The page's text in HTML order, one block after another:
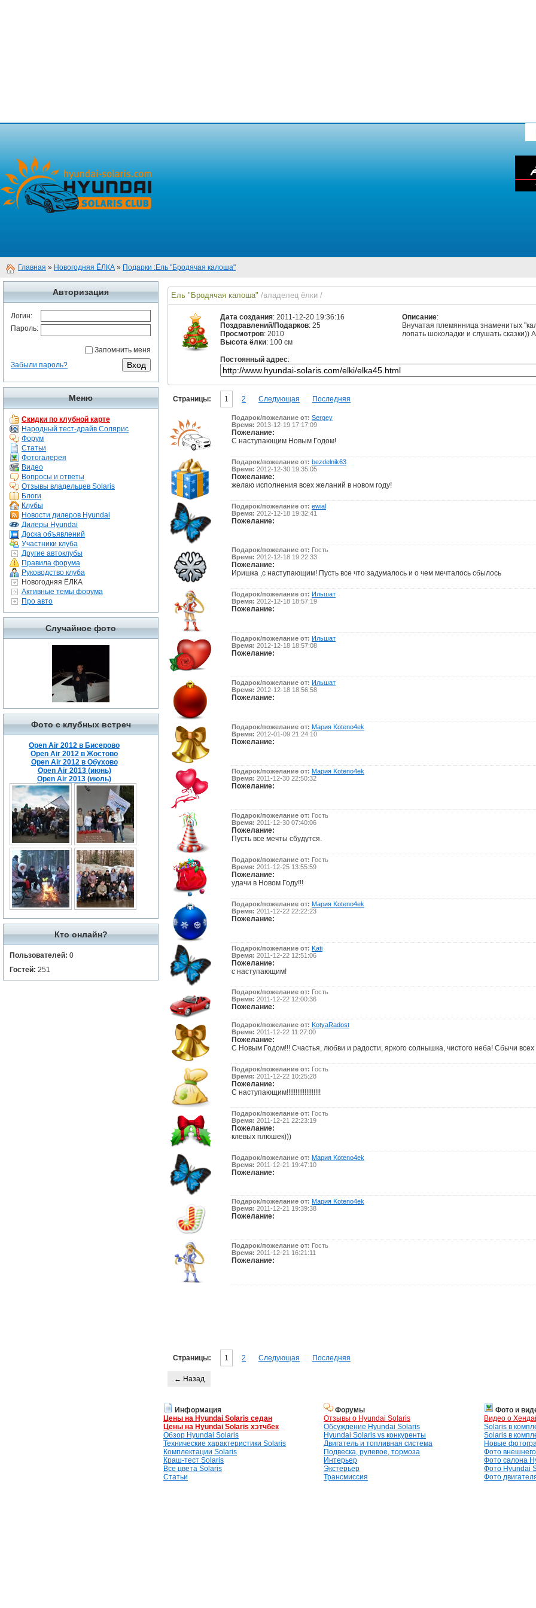
Главная » Новогодняя ЁЛКА » Подарки :Ель "Бродячая калоша"
Авторизация
Логин:
Пароль:
Запомнить меня
Забыли пароль?
Меню
Скидки по клубной карте
Народный тест-драйв Солярис
Форум
Статьи
Фотогалерея
Видео
Вопросы и ответы
Отзывы владельцев Solaris
Блоги
Клубы
Новости дилеров Hyundai
Дилеры Hyundai
Доска объявлений
Участники клуба
Другие автоклубы
Правила форума
Руководство клуба
Новогодняя ЁЛКА
Активные темы форума
Про авто
Случайное фото
Фото с клубных встреч
Open Air 2012 в Бисерово
Open Air 2012 в Жостово
Open Air 2012 в Обухово
Open Air 2013 (июнь)
Open Air 2013 (июль)
Кто онлайн?
Пользователей: 0
Гостей: 251
Ель "Бродячая калоша" /владелец ёлки /
Дата создания: 2011-12-20 19:36:16
Поздравлений/Подарков: 25
Просмотров: 2010
Высота ёлки: 100 см
Описание:
Внучатая племянница знаменитых
лопать шоколадки и слушать сказки))
Постоянный адрес:
Страницы: 1 2 Следующая Последняя
Подарок/пожелание от: Sergey
Время: 2013-12-19 17:17:09
Пожелание:
С наступающим Новым Годом!
Подарок/пожелание от: bezdelnik63
Время: 2012-12-30 19:35:05
Пожелание:
желаю исполнения всех желаний в новом году!
Подарок/пожелание от: ewial
Время: 2012-12-18 19:32:41
Пожелание:
Подарок/пожелание от: Гость
Время: 2012-12-18 19:22:33
Пожелание:
Иришка ,с наступающим! Пусть все что задумалось и о чем мечталось сбылось
Подарок/пожелание от: Ильшат
Время: 2012-12-18 18:57:19
Пожелание:
Подарок/пожелание от: Ильшат
Время: 2012-12-18 18:57:08
Пожелание:
Подарок/пожелание от: Ильшат
Время: 2012-12-18 18:56:58
Пожелание:
Подарок/пожелание от: Мария Koteno4ek
Время: 2012-01-09 21:24:10
Пожелание:
Подарок/пожелание от: Мария Koteno4ek
Время: 2011-12-30 22:50:32
Пожелание:
Подарок/пожелание от: Гость
Время: 2011-12-30 07:40:06
Пожелание:
Пусть все мечты сбудутся.
Подарок/пожелание от: Гость
Время: 2011-12-25 13:55:59
Пожелание:
удачи в Новом Году!!!
Подарок/пожелание от: Мария Koteno4ek
Время: 2011-12-22 22:22:23
Пожелание:
Подарок/пожелание от: Kati
Время: 2011-12-22 12:51:06
Пожелание:
с наступающим!
Подарок/пожелание от: Гость
Время: 2011-12-22 12:00:36
Пожелание:
Подарок/пожелание от: KotyaRadost
Время: 2011-12-22 11:27:00
Пожелание:
С Новым Годом!!! Счастья, любви и радости, яркого солнышка, чистого неба! Сбычи всех
Подарок/пожелание от: Гость
Время: 2011-12-22 10:25:28
Пожелание:
С наступающим!!!!!!!!!!!!!!!!!!!
Подарок/пожелание от: Гость
Время: 2011-12-21 22:23:19
Пожелание:
клевых плюшек)))
Подарок/пожелание от: Мария Koteno4ek
Время: 2011-12-21 19:47:10
Пожелание:
Подарок/пожелание от: Мария Koteno4ek
Время: 2011-12-21 19:39:38
Пожелание:
Подарок/пожелание от: Гость
Время: 2011-12-21 16:21:11
Пожелание:
Страницы: 1 2 Следующая Последняя
← Назад
Информация
Цены на Hyundai Solaris седан
Цены на Hyundai Solaris хэтчбек
Обзор Hyundai Solaris
Технические характеристики Solaris
Комплектации Solaris
Краш-тест Solaris
Все цвета Solaris
Статьи
Форумы
Отзывы о Hyundai Solaris
Обсуждение Hyundai Solaris
Hyundai Solaris vs конкуренты
Двигатель и топливная система
Подвеска, рулевое, тормоза
Интерьер
Экстерьер
Трансмиссия
Фото и
Видео о
Solaris в
Solaris в
Новые
Фото
Фото салона
Фото Hyundai
Фото